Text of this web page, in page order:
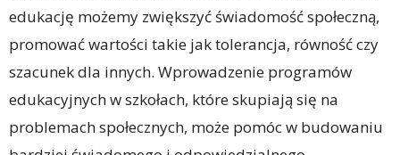
edukację możemy zwiększyć świadomość społeczną,
promować wartości takie jak tolerancja, równość czy
szacunek dla innych. Wprowadzenie programów
edukacyjnych w szkołach, które skupiają się na
problemach społecznych, może pomóc w budowaniu